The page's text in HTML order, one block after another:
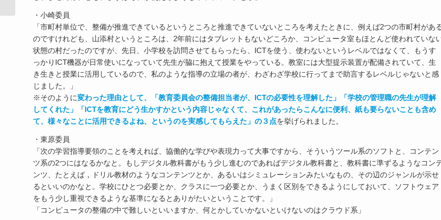
・小崎委員
「市町村単位で、整備が推進できているというところと推進できていないところを考えたときに、例えば2つの市町村があ
のですけれども、山添村というところは、2年前にはタブレットもないどころか、コンピュータ室もほとんど使われていな
状態の村だったのですが、先日、小学校を訪問させてもらったら、ICTを使う、使わないというレベルではなくて、もうす
っかりICT機器が日常使いになっていて先生が脇に抱えて授業をやっている。教室には大型提示装置が配備されていて、生
き生きと授業に活用しているので、私のような指導の立場の者が、わざわざ学校に行ってまで助言するレベルじゃないと感
じました。」
※そのように変わった理由として、「教育委員会の整備担当者が、ICTの必要性を理解した」「学校の管理職の先生が理解
してくれた」「ICTを教育にどう生かすかという内容じゃなくて、これがあったらこんなに便利、紙も要らないことも含め
て、様々なことに活用できるよね、というのを実感してもらえた」の３点を挙げられました。
・東原委員
「次の学習指導要領のことを考えれば、協働的な学びや表現力って大事ですから、そういうツール系のソフトと、コンテン
ツ系の2つにはなるかなと。もしデジタル教科書がもう少し進むのであればデジタル教科書と、教科書に準ずるようなコン
ンツ、たとえば，ドリル教材のようなコンテンツとか、あるいはシミュレーションみたいなもの、その辺のジャンルが示せ
るといいのかなと。学校にひとつ必要とか、クラスに一つ必要とか、うまく区別をできるようにしておいて、ソフトウェア
をもう少し重視できるような基準になるとありがたいということです。」
「コンピュータの整備の中で難しいといいますか、何とかしていかないといけないのはクラウド系」